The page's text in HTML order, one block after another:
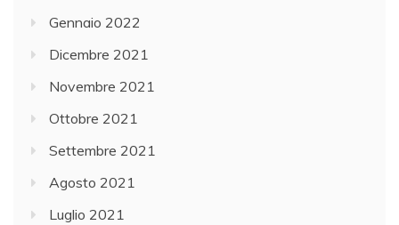
Gennaio 2022
Dicembre 2021
Novembre 2021
Ottobre 2021
Settembre 2021
Agosto 2021
Luglio 2021